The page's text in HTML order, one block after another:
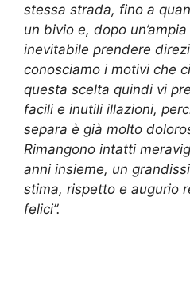
stessa strada, fino a
un bivio e, dopo
inevitabile prendere
conosciamo i motivi che
questa scelta quindi vi
facili e inutili illazioni,
separa è già molto
Rimangono intatti
anni insieme, un
stima, rispetto e augurio
felici”.